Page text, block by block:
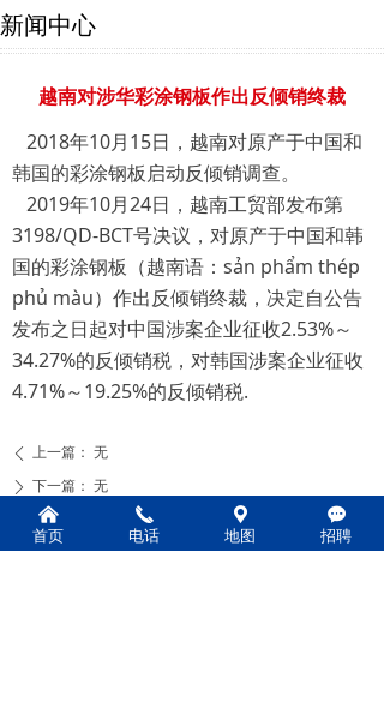
越南对涉华彩涂钢板作出反倾销终裁
2018年10月15日，越南对原产于中国和
韩国的彩涂钢板启动反倾销调查。
2019年10月24日，越南工贸部发布第
3198/QD-BCT号决议，对原产于中国和韩
国的彩涂钢板（越南语：sản phẩm thép
phủ màu）作出反倾销终裁，决定自公告
发布之日起对中国涉案企业征收2.53%～
34.27%的反倾销税，对韩国涉案企业征收
4.71%～19.25%的反倾销税.
ꄴ 上一篇： 无
ꄲ 下一篇： 无
新闻中心
낀
首页
끅
电话
끇
地图
끁
招聘